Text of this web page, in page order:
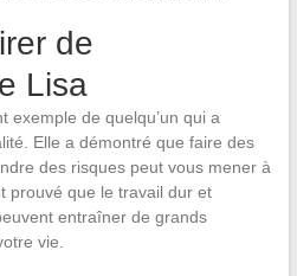
de
Lisa
exemple de quelqu’un qui a
Elle a démontré que faire des
des risques peut vous mener à
prouvé que le travail dur et
entraîner de grands
vie.